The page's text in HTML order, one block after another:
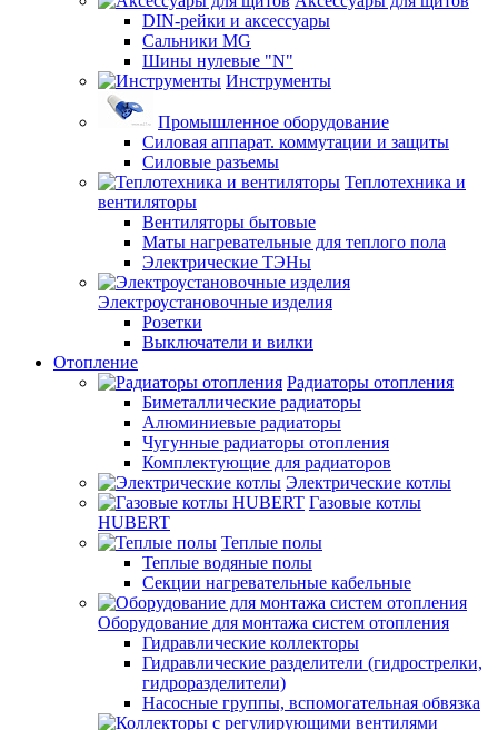
DIN-рейки и аксессуары
Сальники MG
Шины нулевые "N"
Инструменты
Промышленное оборудование
Силовая аппарат. коммутации и защиты
Силовые разъемы
Теплотехника и
вентиляторы
Вентиляторы бытовые
Маты нагревательные для теплого пола
Электрические ТЭНы
Электроустановочные изделия
Розетки
Выключатели и вилки
Отопление
Радиаторы отопления
Биметаллические радиаторы
Алюминиевые радиаторы
Чугунные радиаторы отопления
Комплектующие для радиаторов
Электрические котлы
Газовые котлы
HUBERT
Теплые полы
Теплые водяные полы
Секции нагревательные кабельные
Оборудование для монтажа систем отопления
Гидравлические коллекторы
Гидравлические разделители (гидрострелки,
гидроразделители)
Насосные группы, вспомогательная обвязка